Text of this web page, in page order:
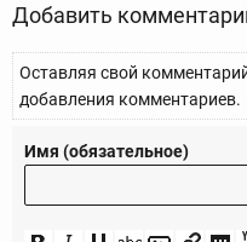
Добавить
Оставляя свой
добавления комментариев.
Имя (обязательное)